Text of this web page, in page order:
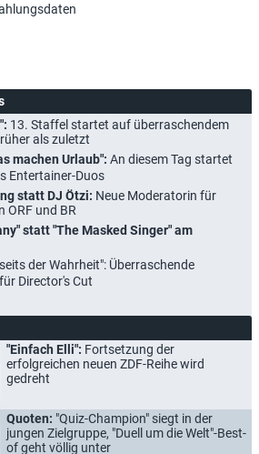
13. Staffel startet auf überraschendem
als zuletzt
machen Urlaub": An diesem Tag startet
Entertainer-Duos
statt DJ Ötzi: Neue Moderatorin für
ORF und BR
statt "The Masked Singer" am
der Wahrheit": Überraschende
Director's Cut
"Einfach Elli": Fortsetzung der
erfolgreichen neuen ZDF-Reihe wird
gedreht
Quoten: "Quiz-Champion" siegt in der
jungen Zielgruppe, "Duell um die Welt"-Best-
of geht völlig unter